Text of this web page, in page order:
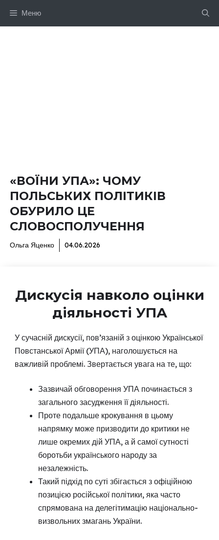
Меню
«ВОЇНИ УПА»: ЧОМУ
ПОЛЬСЬКИХ ПОЛІТИКІВ
ОБУРИЛО ЦЕ
СЛОВОСПОЛУЧЕННЯ
Ольга Яценко 04.06.2026
Дискусія навколо оцінки
діяльності УПА
У сучасній дискусії, пов’язаній з оцінкою Української
Повстанської Армії (УПА), наголошується на
важливій проблемі. Звертається увага на те, що:
Зазвичай обговорення УПА починається з
загального засудження її діяльності.
Проте подальше крокування в цьому
напрямку може призводити до критики не
лише окремих дій УПА, а й самої сутності
боротьби українського народу за
незалежність.
Такий підхід по суті збігається з офіційною
позицією російської політики, яка часто
спрямована на делегітимацію національно-
визвольних змагань України.